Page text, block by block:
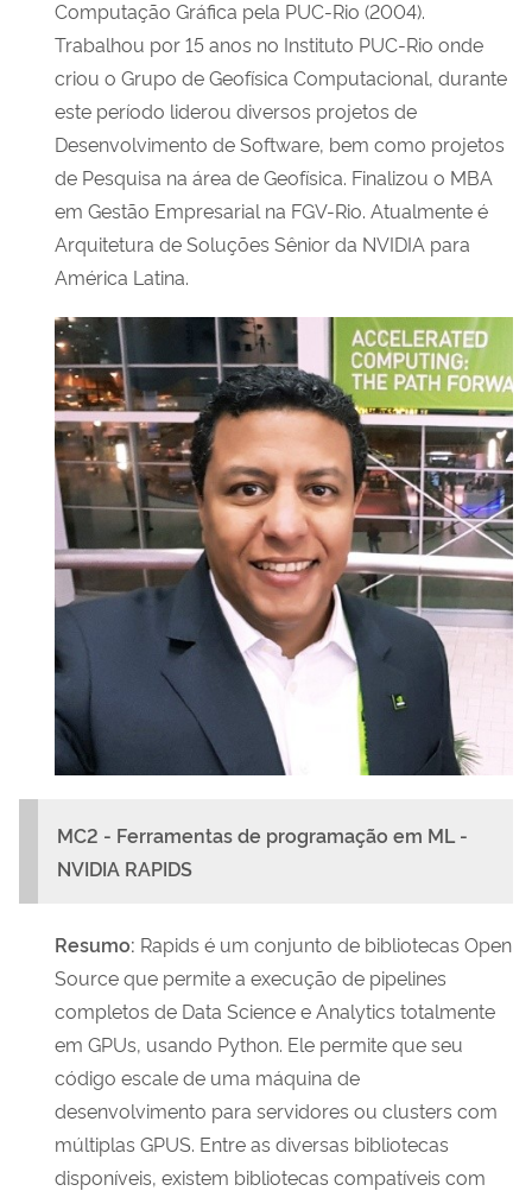
Computação Gráfica pela PUC-Rio (2004).
Trabalhou por 15 anos no Instituto PUC-Rio onde
criou o Grupo de Geofísica Computacional, durante
este período liderou diversos projetos de
Desenvolvimento de Software, bem como projetos
de Pesquisa na área de Geofísica. Finalizou o MBA
em Gestão Empresarial na FGV-Rio. Atualmente é
Arquitetura de Soluções Sênior da NVIDIA para
América Latina.
MC2 - Ferramentas de programação em ML -
NVIDIA RAPIDS
Resumo: Rapids é um conjunto de bibliotecas Open
Source que permite a execução de pipelines
completos de Data Science e Analytics totalmente
em GPUs, usando Python. Ele permite que seu
código escale de uma máquina de
desenvolvimento para servidores ou clusters com
múltiplas GPUS. Entre as diversas bibliotecas
disponíveis, existem bibliotecas compatíveis com